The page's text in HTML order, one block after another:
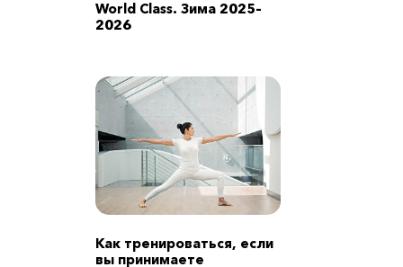
World Class. Зима 2025–
2026
Как тренироваться, если
вы принимаете